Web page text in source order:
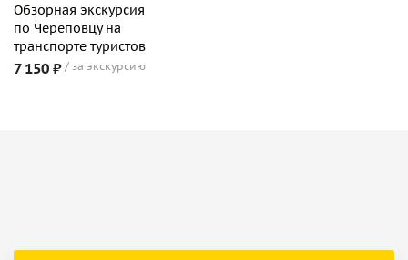
Обзорная экскурсия
по Череповцу на
транспорте туристов
7 150 ₽ за экскурсию